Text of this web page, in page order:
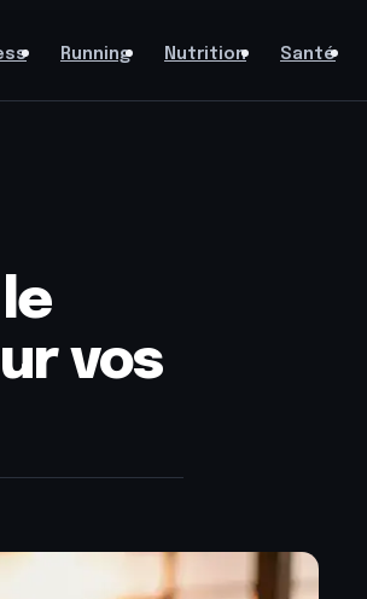
Running Nutrition Santé
vos